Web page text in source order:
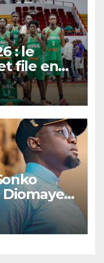
: le
file en
élections